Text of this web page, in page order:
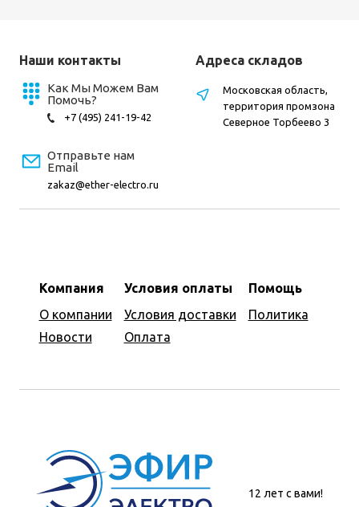
Наши контакты
Как Мы Можем Вам
Помочь?
+7 (495) 241-19-42
Отправьте нам
Email
zakaz@ether-electro.ru
Компания
О компании
Новости
Условия оплаты
Условия доставки
Оплата
Помощь
Политика
Адреса складов
Московская область,
территория промзона
Северное Торбеево 3
12 лет с вами!